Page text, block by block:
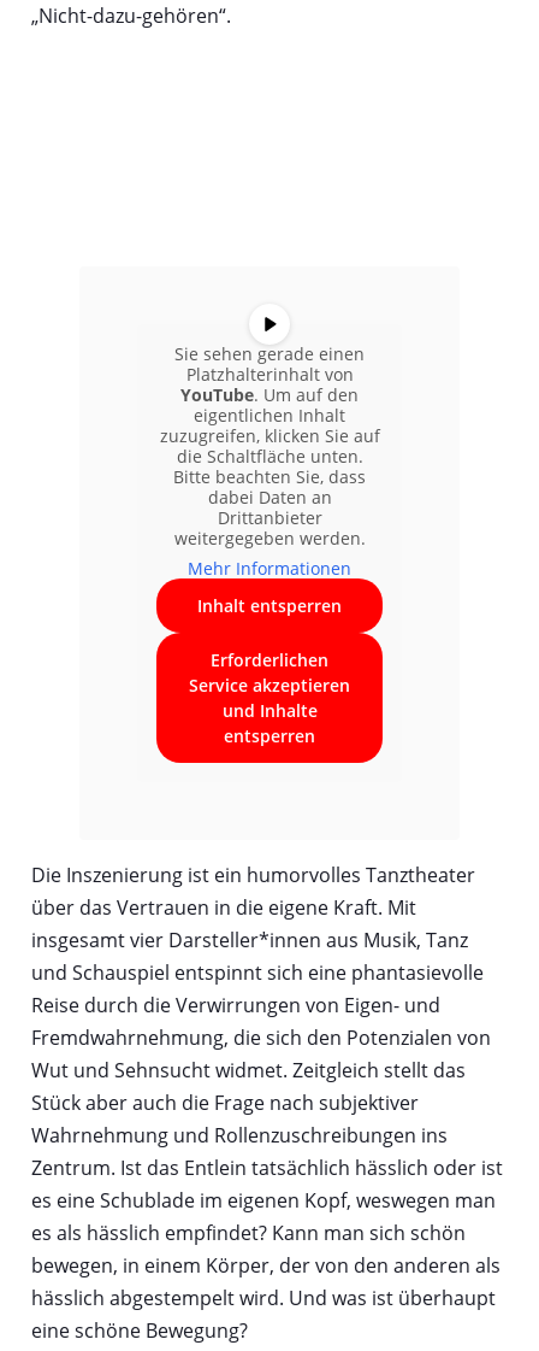
„Nicht-dazu-gehören“.
Sie sehen gerade einen
Platzhalterinhalt von
YouTube. Um auf den
eigentlichen Inhalt
zuzugreifen, klicken Sie auf
die Schaltfläche unten.
Bitte beachten Sie, dass
dabei Daten an
Drittanbieter
weitergegeben werden.
Mehr Informationen
Inhalt entsperren
Erforderlichen
Service akzeptieren
und Inhalte
entsperren
Die Inszenierung ist ein humorvolles Tanztheater
über das Vertrauen in die eigene Kraft. Mit
insgesamt vier Darsteller*innen aus Musik, Tanz
und Schauspiel entspinnt sich eine phantasievolle
Reise durch die Verwirrungen von Eigen- und
Fremdwahrnehmung, die sich den Potenzialen von
Wut und Sehnsucht widmet. Zeitgleich stellt das
Stück aber auch die Frage nach subjektiver
Wahrnehmung und Rollenzuschreibungen ins
Zentrum. Ist das Entlein tatsächlich hässlich oder ist
es eine Schublade im eigenen Kopf, weswegen man
es als hässlich empfindet? Kann man sich schön
bewegen, in einem Körper, der von den anderen als
hässlich abgestempelt wird. Und was ist überhaupt
eine schöne Bewegung?